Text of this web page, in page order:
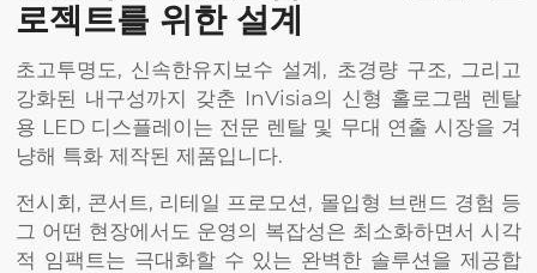
로젝트를 위한 설계
초고투명도, 신속한유지보수 설계, 초경량 구조, 그리고
강화된 내구성까지 갖춘 InVisia의 신형 홀로그램 렌탈
용 LED 디스플레이는 전문 렌탈 및 무대 연출 시장을 겨
냥해 특화 제작된 제품입니다.
전시회, 콘서트, 리테일 프로모션, 몰입형 브랜드 경험 등
그 어떤 현장에서도 운영의 복잡성은 최소화하면서 시각
적 임팩트는 극대화할 수 있는 완벽한 솔루션을 제공합